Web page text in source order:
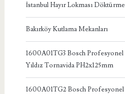
İstanbul Hayır Lokması Döktürme
Bakırköy Kutlama Mekanları
1600A01TG3 Bosch Profesyonel
Yıldız Tornavida PH2x125mm
1600A01TG2 Bosch Profesyonel